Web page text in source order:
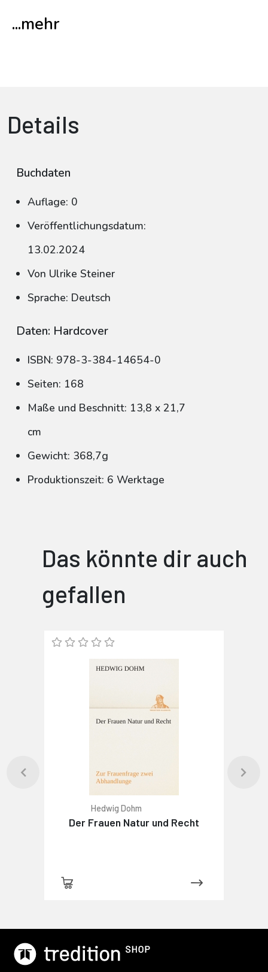
...mehr
Details
Buchdaten
Auflage: 0
Veröffentlichungsdatum:
13.02.2024
Von Ulrike Steiner
Sprache: Deutsch
Daten: Hardcover
ISBN: 978-3-384-14654-0
Seiten: 168
Maße und Beschnitt: 13,8 x 21,7
cm
Gewicht: 368,7g
Produktionszeit: 6 Werktage
Das könnte dir auch
gefallen
Hedwig Dohm
Der Frauen Natur und Recht